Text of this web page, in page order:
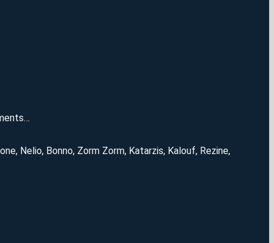
Nelio, Bonno, Zorm Zorm, Katarzis, Kalouf, Rezine,